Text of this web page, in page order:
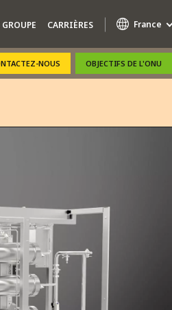
GROUPE CARRIÈRES France
NOUS OBJECTIFS DE L'ONU